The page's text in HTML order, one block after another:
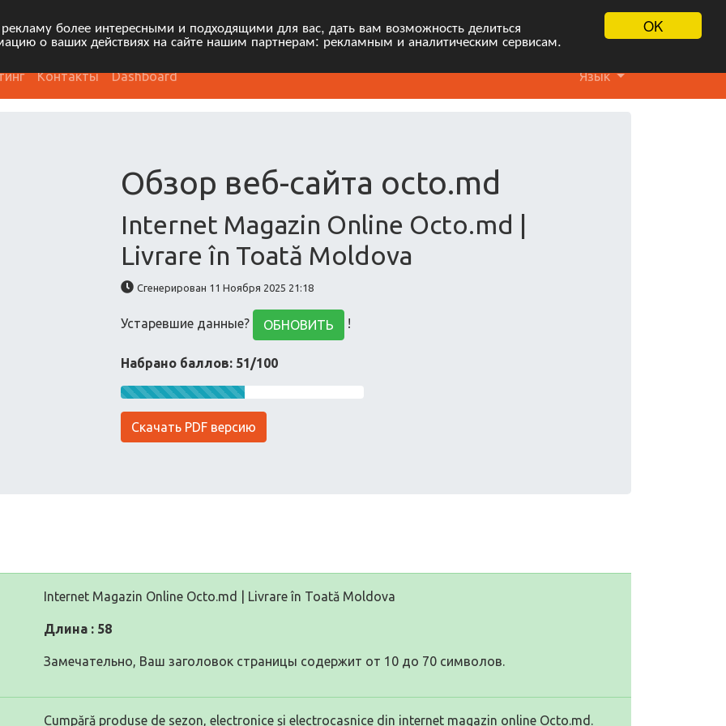
OK
более интересными и подходящими для вас, дать вам возможность делиться
о ваших действиях на сайте нашим партнерам: рекламным и аналитическим сервисам.
Контакты Dashboard Язык
Обзор веб-сайта octo.md
Internet Magazin Online Octo.md |
Livrare în Toată Moldova
Сгенерирован 11 Ноября 2025 21:18
Устаревшие данные? ОБНОВИТЬ !
Набрано баллов: 51/100
Скачать PDF версию
Internet Magazin Online Octo.md | Livrare în Toată Moldova
Длина : 58
Замечательно, Ваш заголовок страницы содержит от 10 до 70 символов.
Cumpără produse de sezon, electronice și electrocasnice din internet magazin online Octo.md.